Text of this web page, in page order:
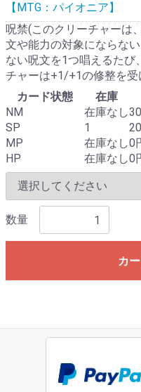
【MTG：パイオニア】
呪禁(このクリーチャーは
文や能力の対象にならな
ない呪文を1つ唱えるたび
チャーは+1/+1の修整を受
カード状態
在庫
NM
在庫なし
SP
1
MP
在庫なし0
HP
在庫なし0
数量
カ